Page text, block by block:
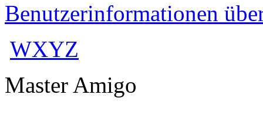
Benutzerinformationen
WXYZ
Master Amigo